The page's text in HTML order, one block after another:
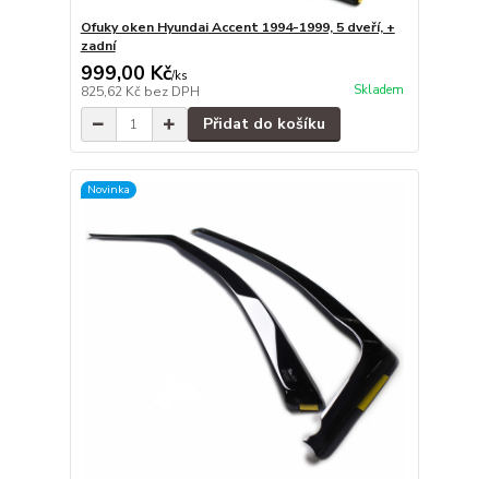
Ofuky oken Hyundai Accent 1994-1999, 5 dveří, +
zadní
999,00 Kč/ks
825,62 Kč bez DPH Skladem
Přidat do košíku
Novinka